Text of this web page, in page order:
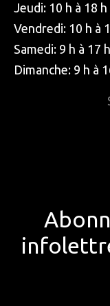
Jeudi: 10 h à 18 h
Vendredi: 10 h à
Samedi: 9 h à 17 h
Dimanche: 9 h à